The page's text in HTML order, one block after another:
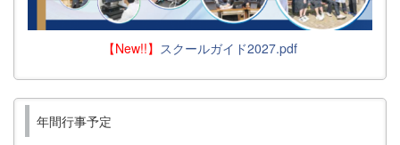
【New!!】 スクールガイド2027.pdf
年間行事予定